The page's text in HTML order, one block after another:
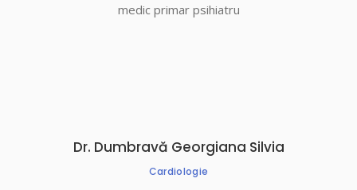
medic primar psihiatru
Dr. Dumbravă Georgiana Silvia
Cardiologie